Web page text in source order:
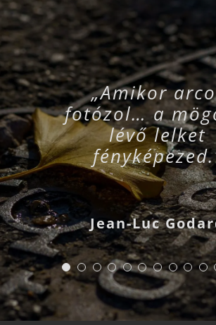
„Amikor
fotózol… a
lévő lelket
Jean-Luc